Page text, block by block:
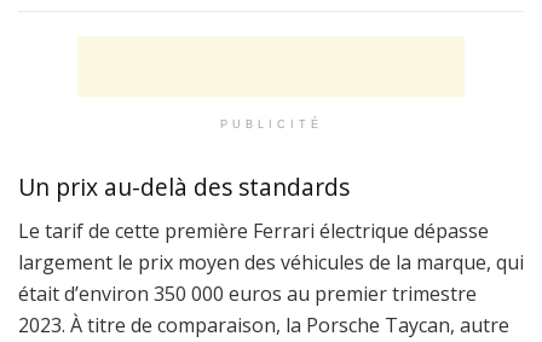
PUBLICITÉ
Un prix au-delà des standards
Le tarif de cette première Ferrari électrique dépasse
largement le prix moyen des véhicules de la marque, qui
était d’environ 350 000 euros au premier trimestre
2023. À titre de comparaison, la Porsche Taycan, autre